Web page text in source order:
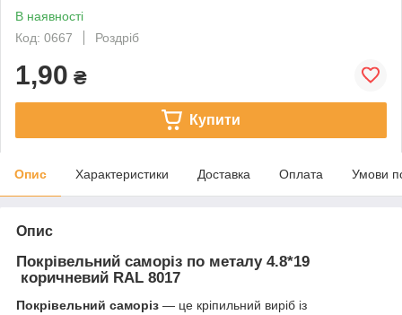
В наявності
Код: 0667
Роздріб
1,90 ₴
Купити
Опис Характеристики Доставка Оплата Умови
Опис
Покрівельний саморіз по металу 4.8*19
коричневий RAL 8017
Покрівельний саморіз — це кріпильний виріб із